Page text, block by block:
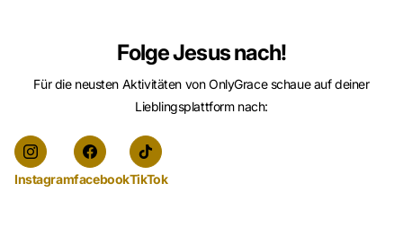
Folge Jesus nach!
Für die neusten Aktivitäten von OnlyGrace schaue auf deiner
Lieblingsplattform nach:
InstagramfacebookTikTok